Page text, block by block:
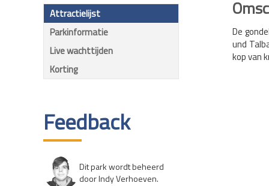
Attractielijst
Parkinformatie
Live wachttijden
Korting
Feedback
Dit park wordt beheerd
door Indy Verhoeven.
De
und
kop van